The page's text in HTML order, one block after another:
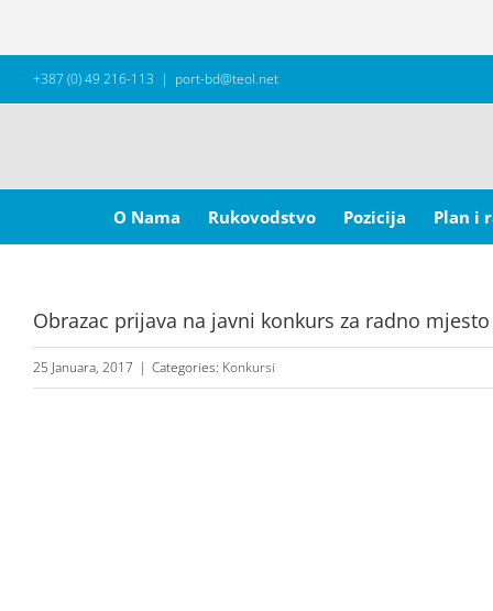
+387 (0) 49 216-113 | port-bd@teol.net
for:
O Nama
Rukovodstvo Pozicija Plan i
Obrazac prijava na javni konkurs za radno
25 Januara, 2017 | Categories: Konkursi